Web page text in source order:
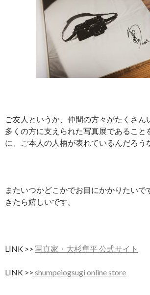
ご友人というか、仲間の方々がたくさん
多くの方に支えられた写真展であること
に、ご本人の人柄が表れているんだろう
またいつかどこかでお目にかかりたいで
きたら嬉しいです。
LINK >> 写真家・大杉隼平 公式サイト
LINK >> shumpeiogsugi online store